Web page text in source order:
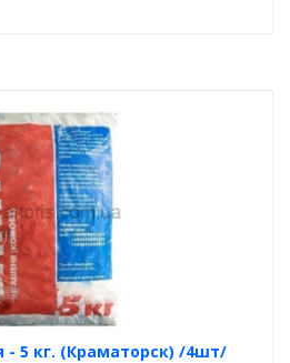
- 5 кг. (Краматорск) /4шт/